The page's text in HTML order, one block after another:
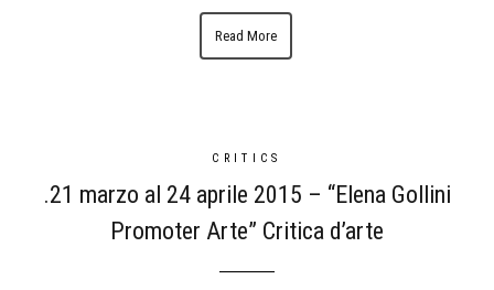
Read More
CRITICS
.21 marzo al 24 aprile 2015 – “Elena Gollini
Promoter Arte” Critica d’arte